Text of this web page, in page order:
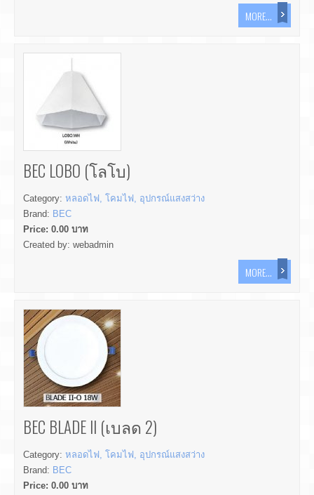
MORE...
BEC LOBO (โลโบ)
Category: หลอดไฟ, โคมไฟ, อุปกรณ์แสงสว่าง
Brand: BEC
Price: 0.00 บาท
Created by: webadmin
MORE...
BEC BLADE II (เบลด 2)
Category: หลอดไฟ, โคมไฟ, อุปกรณ์แสงสว่าง
Brand: BEC
Price: 0.00 บาท